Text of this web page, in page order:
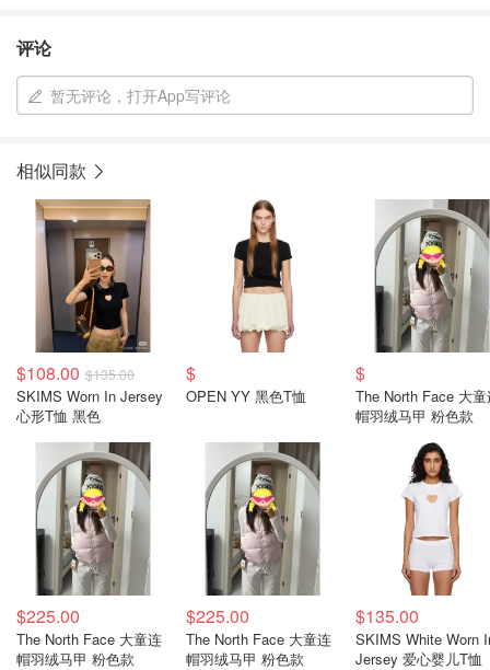
评论
暂无评论，打开App写评论
相似同款
$108.00 $135.00
SKIMS Worn In Jersey
心形T恤 黑色
$
OPEN YY 黑色T恤
$
The North Face 大
帽羽绒马甲 粉色款
$225.00
The North Face 大童连
帽羽绒马甲 粉色款
$225.00
The North Face 大童连
帽羽绒马甲 粉色款
$135.00
SKIMS White Worn
Jersey 爱心婴儿T恤